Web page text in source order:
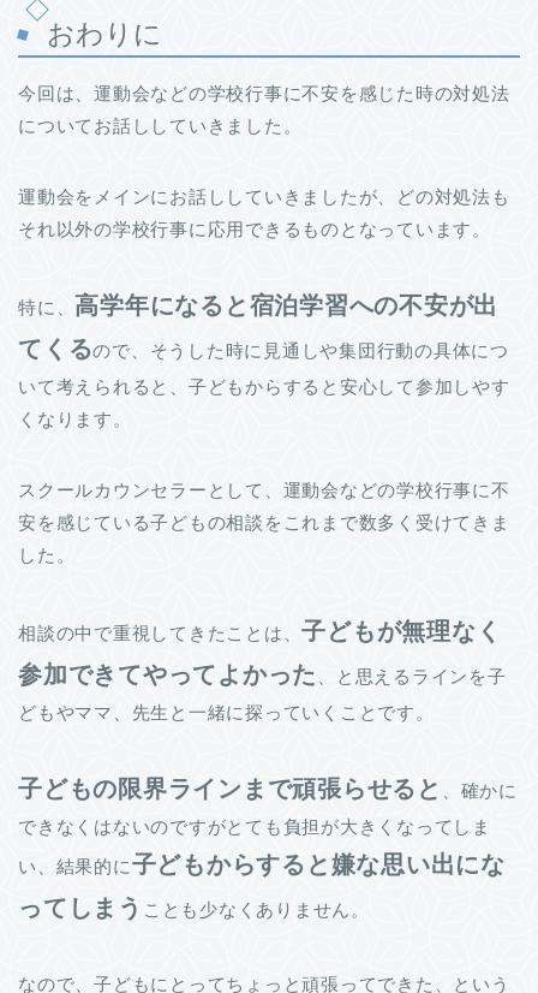
おわりに
今回は、運動会などの学校行事に不安を感じた時の対処法
についてお話ししていきました。
運動会をメインにお話ししていきましたが、どの対処法も
それ以外の学校行事に応用できるものとなっています。
特に、 高学年になると宿泊学習への不安が出
てくるので、そうした時に見通しや集団行動の具体につ
いて考えられると、子どもからすると安心して参加しやす
くなります。
スクールカウンセラーとして、運動会などの学校行事に不
安を感じている子どもの相談をこれまで数多く受けてきま
した。
相談の中で重視してきたことは、子どもが無理なく
参加できてやってよかった 、と思えるラインを子
どもやママ、先生と一緒に探っていくことです。
子どもの限界ラインまで頑張らせる と 、確かに
できなくはないのですがとても負担が大きくなってしま
い、結果的に子どもからすると嫌な思い出にな
ってしまう ことも少なくありません。
なので、子どもにとってちょっと頑張ってできた、という